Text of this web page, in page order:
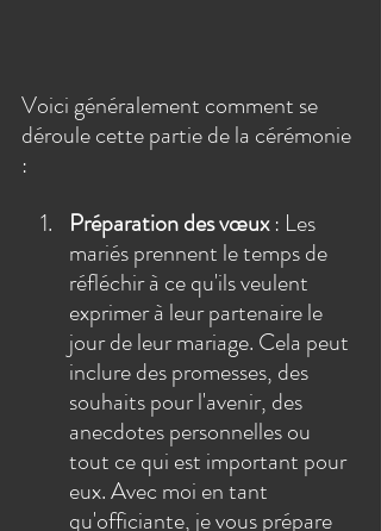
Voici généralement comment se
déroule cette partie de la cérémonie
:
Préparation des vœux : Les
mariés prennent le temps de
réfléchir à ce qu'ils veulent
exprimer à leur partenaire le
jour de leur mariage. Cela peut
inclure des promesses, des
souhaits pour l'avenir, des
anecdotes personnelles ou
tout ce qui est important pour
eux. Avec moi en tant
qu'officiante, je vous prépare